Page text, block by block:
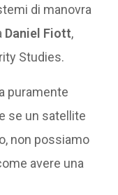
di manovra
Daniel Fiott,
Studies.
puramente
se un satellite
non possiamo
avere una